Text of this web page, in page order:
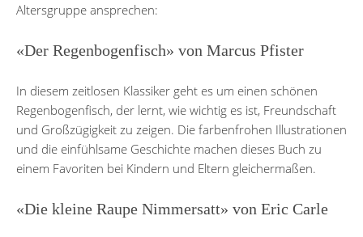
Altersgruppe ansprechen:
«Der Regenbogenfisch» von Marcus Pfister
In diesem zeitlosen Klassiker geht es um einen schönen
Regenbogenfisch, der lernt, wie wichtig es ist, Freundschaft
und Großzügigkeit zu zeigen. Die farbenfrohen Illustrationen
und die einfühlsame Geschichte machen dieses Buch zu
einem Favoriten bei Kindern und Eltern gleichermaßen.
«Die kleine Raupe Nimmersatt» von Eric Carle